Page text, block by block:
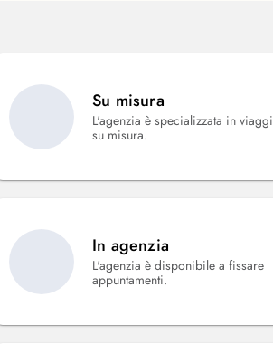
Su misura
L'agenzia è specializzata in viaggi
su misura.
In agenzia
L'agenzia è disponibile a fissare
appuntamenti.